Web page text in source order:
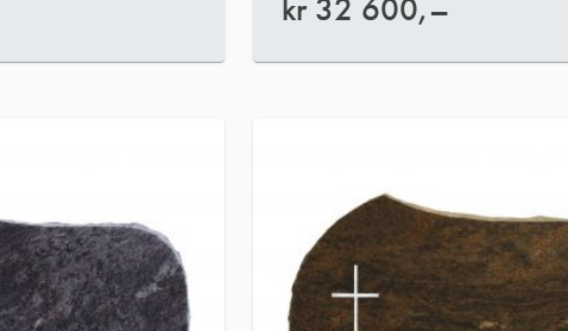
kr32 600,–